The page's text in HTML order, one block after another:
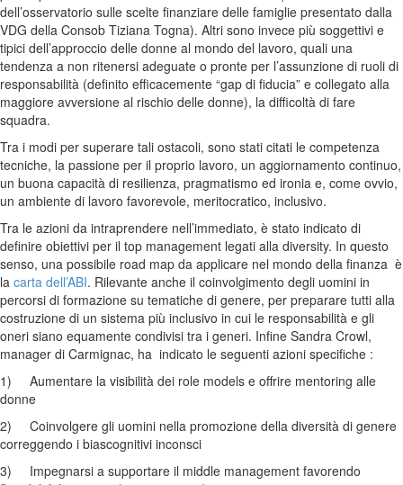
dell’osservatorio sulle scelte finanziare delle famiglie presentato dalla
VDG della Consob Tiziana Togna). Altri sono invece più soggettivi e
tipici dell’approccio delle donne al mondo del lavoro, quali una
tendenza a non ritenersi adeguate o pronte per l’assunzione di ruoli di
responsabilità (definito efficacemente “gap di fiducia” e collegato alla
maggiore avversione al rischio delle donne), la difficoltà di fare
squadra.
Tra i modi per superare tali ostacoli, sono stati citati le competenza
tecniche, la passione per il proprio lavoro, un aggiornamento continuo,
un buona capacità di resilienza, pragmatismo ed ironia e, come ovvio,
un ambiente di lavoro favorevole, meritocratico, inclusivo.
Tra le azioni da intraprendere nell’immediato, è stato indicato di
definire obiettivi per il top management legati alla diversity. In questo
senso, una possibile road map da applicare nel mondo della finanza è
la carta dell’ABI. Rilevante anche il coinvolgimento degli uomini in
percorsi di formazione su tematiche di genere, per preparare tutti alla
costruzione di un sistema più inclusivo in cui le responsabilità e gli
oneri siano equamente condivisi tra i generi. Infine Sandra Crowl,
manager di Carmignac, ha indicato le seguenti azioni specifiche :
1) Aumentare la visibilità dei role models e offrire mentoring alle
donne
2) Coinvolgere gli uomini nella promozione della diversità di genere
correggendo i biascognitivi inconsci
3) Impegnarsi a supportare il middle management favorendo